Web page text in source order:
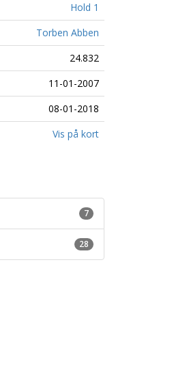
Hold 1
Torben Abben
24.832
11-01-2007
08-01-2018
Vis på kort
7
28